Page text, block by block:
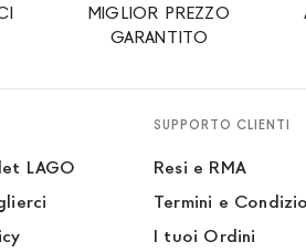
MIGLIOR PREZZO
GARANTITO
LAGO
SUPPORTO CLIENTI
Resi e RMA
Termini e
I tuoi Ordini